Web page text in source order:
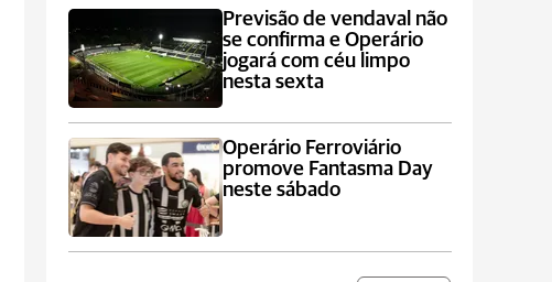
Previsão de vendaval não
se confirma e Operário
jogará com céu limpo
nesta sexta
Operário Ferroviário
promove Fantasma Day
neste sábado